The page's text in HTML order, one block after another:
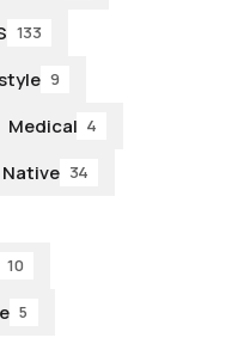
133
9
Medical 4
Native 34
10
5